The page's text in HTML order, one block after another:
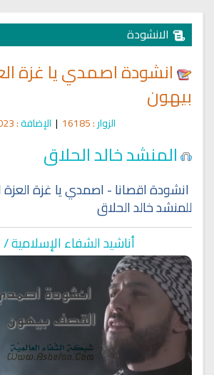
الانشودة
انشودة اصمدي يا غزة
بيهون
الزوار: 16185
| الإضافة: 2023-11-08
المنشد خالد الحلاق
انشودة اقصانا - اصمدي يا غزة
للمنشد خالد الحلاق
أناشيد الشفاء الإسلامية /